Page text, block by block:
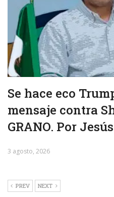
Se hace eco
mensaje contra
GRANO. Por
3 agosto, 2026
PREV NEXT